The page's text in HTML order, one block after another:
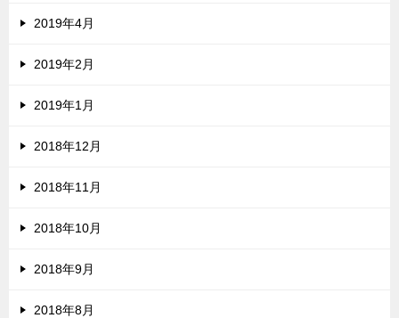
2019年4月
2019年2月
2019年1月
2018年12月
2018年11月
2018年10月
2018年9月
2018年8月